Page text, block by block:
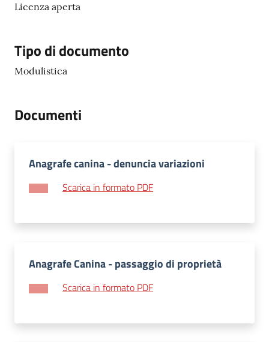
gli
Licenza aperta
Tipo di documento
Modulistica
Documenti
Anagrafe canina - denuncia variazioni
Scarica in formato PDF
Anagrafe Canina - passaggio di proprietà
Scarica in formato PDF